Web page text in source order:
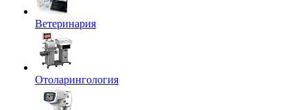
Ветеринария
Отоларингология